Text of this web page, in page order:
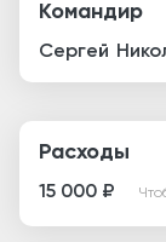
Командир
Сергей
Расходы
15 000 ₽